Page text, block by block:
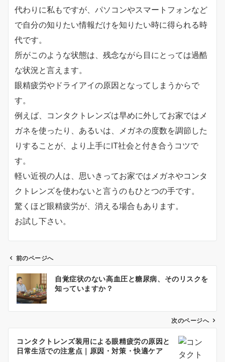
代わりに私もですが、パソコンやスマートフォンなど
で自分の知りたい情報だけを知りたい時に得られる時
代です。
所がこのような状態は、残念ながら目にとっては過酷
な状況と言えます。
眼精疲労やドライアイの原因となってしまうからで
す。
例えば、コンタクトレンズは早めに外してお家ではメ
ガネを使ったり、あるいは、メガネの度数を調節した
りすることが、より上手にIT社会と付き合うコツで
す。
軽い近視の人は、思いきってお家ではメガネやコンタ
クトレンズを使わないと言うのもひとつの手です。
驚くほど眼精疲労が、消える場合もあります。
お試し下さい。
前のページへ
自覚症状のない高血圧と糖尿病、そのリスクを
知っていますか？
次のページへ
コンタクトレンズ装用による眼精疲労の原因と
日常生活での注意点｜原因・対策・快適ケア